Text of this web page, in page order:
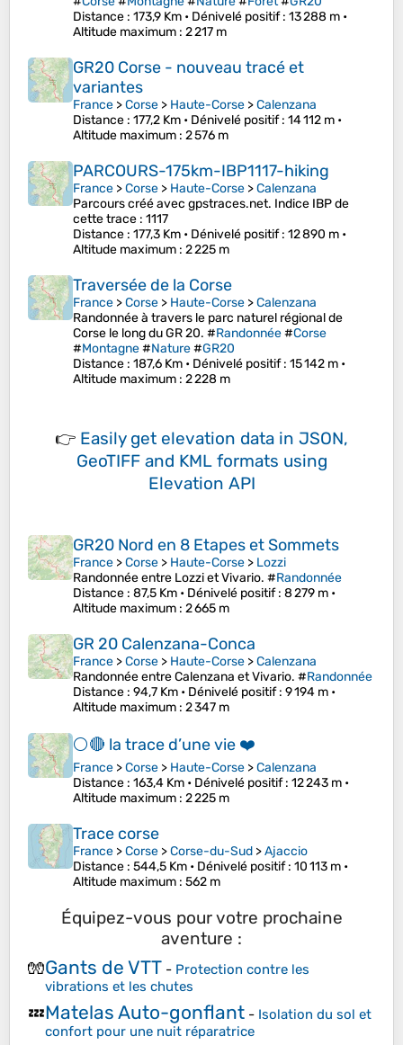
Distance : 173,9 Km • Dénivelé positif: 13 288 m •
Altitude maximum : 2 217 m
GR20 Corse - nouveau tracé et
variantes
France >Corse > Haute-Corse >Calenzana
Distance : 177,2 Km • Dénivelé positif: 14 112 m •
Altitude maximum : 2 576 m
PARCOURS-175km-IBP1117-hiking
France >Corse > Haute-Corse >Calenzana
Parcours créé avec gpstraces.net. Indice IBP de
cette trace : 1117
Distance : 177,3 Km • Dénivelé positif: 12 890 m •
Altitude maximum : 2 225 m
Traversée de la Corse
France >Corse > Haute-Corse >Calenzana
Randonnée à travers le parc naturel régional de
Corse le long du GR 20. #Randonnée#Corse
#Montagne#Nature#GR20
Distance : 187,6 Km • Dénivelé positif: 15 142 m •
Altitude maximum : 2 228 m
👉 Easily get elevation data in JSON,
GeoTIFF and KML formats using
Elevation API
GR20 Nord en 8 Etapes et Sommets
France >Corse > Haute-Corse > Lozzi
Randonnée entre Lozzi et Vivario. #Randonnée
Distance : 87,5 Km • Dénivelé positif: 8 279 m •
Altitude maximum : 2 665 m
GR 20 Calenzana-Conca
France >Corse > Haute-Corse >Calenzana
Randonnée entre Calenzana et Vivario. #Randonnée
Distance : 94,7 Km • Dénivelé positif: 9 194 m •
Altitude maximum : 2 347 m
⚪️🔴 la trace d’une vie ❤️
France >Corse > Haute-Corse >Calenzana
Distance : 163,4 Km • Dénivelé positif: 12 243 m •
Altitude maximum : 2 225 m
Trace corse
France >Corse >Corse-du-Sud >Ajaccio
Distance : 544,5 Km • Dénivelé positif: 10 113 m •
Altitude maximum : 562 m
Équipez-vous pour votre prochaine
aventure :
🧤Gants de VTT - Protection contre les
vibrations et les chutes
💤Matelas Auto-gonflant - Isolation du sol et
confort pour une nuit réparatrice